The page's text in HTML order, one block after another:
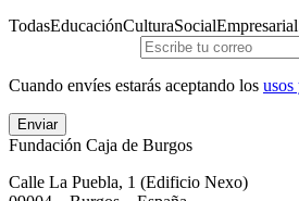
TodasEducaciónCulturaSocialEmpresarial
Cuando envíes estarás aceptando los usos
Enviar
Fundación Caja de Burgos
Calle La Puebla, 1 (Edificio Nexo)